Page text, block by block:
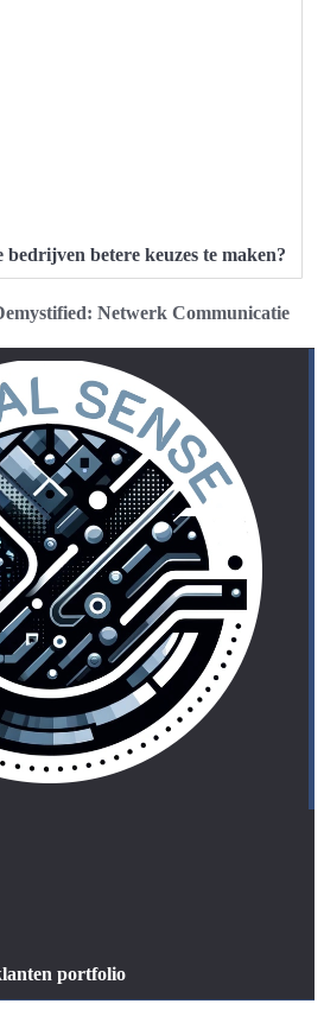
bedrijven betere keuzes te maken?
Netwerk Communicatie
portfolio